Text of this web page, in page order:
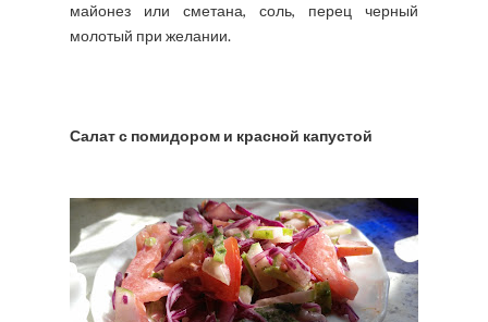
майонез или сметана, соль, перец черный
молотый при желании.
Салат с помидором и красной капустой